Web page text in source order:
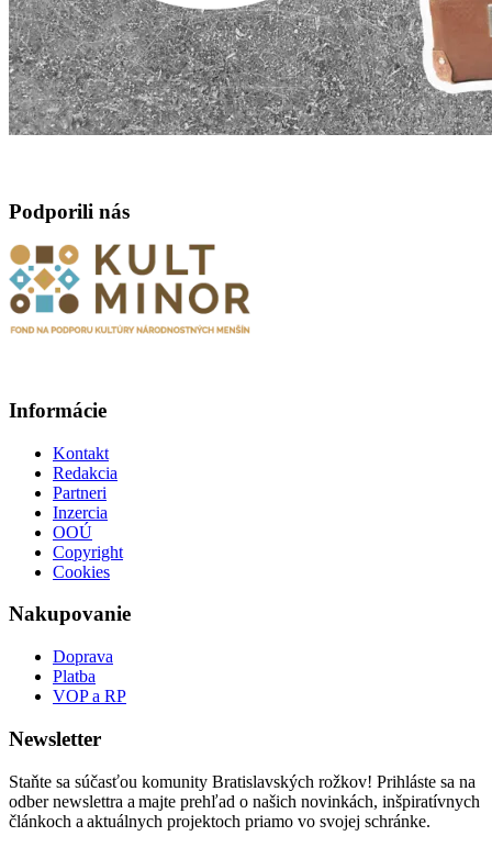
Podporili nás
Informácie
Kontakt
Redakcia
Partneri
Inzercia
OOÚ
Copyright
Cookies
Nakupovanie
Doprava
Platba
VOP a RP
Newsletter
Staňte sa súčasťou komunity Bratislavských rožkov! Prihláste sa na
odber newslettra a majte prehľad o našich novinkách, inšpiratívnych
článkoch a aktuálnych projektoch priamo vo svojej schránke.